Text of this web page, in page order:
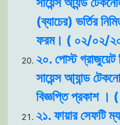
(ব্যাচের) ভর্তির
ফরম। ( ০২/০২/
২০. পোস্ট গ্রাজুয়েট
সায়েন্স আ্যান্ড
বিজ্ঞপ্তি প্রকাশ
২১. ফায়ার সেফটি